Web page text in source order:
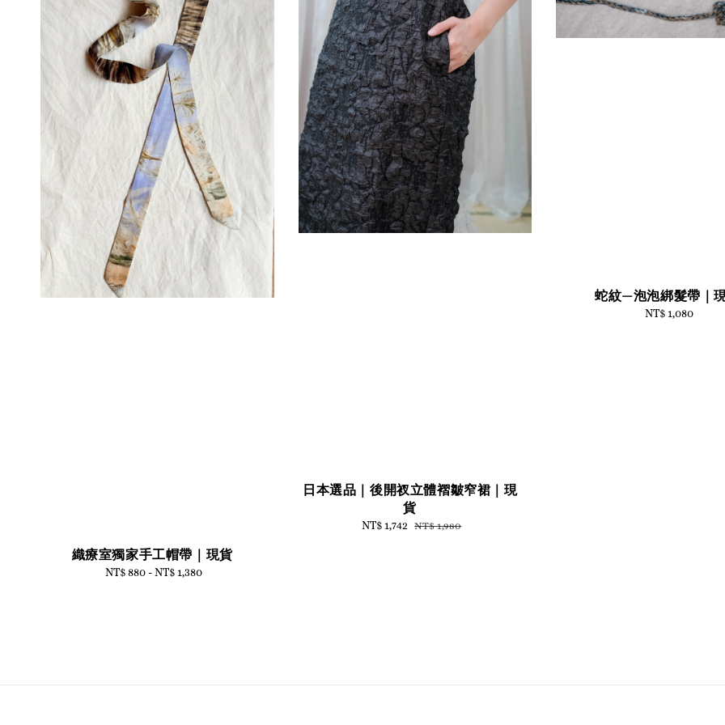
織療室獨家手工帽帶｜現貨
Regular
NT$ 880 -NT$ 1,380
日本選品｜後開衩立體褶皺窄裙｜現
貨
Sale
NT$ 1,742 Regular
NT$ 1,980
蛇紋—泡泡綁髮帶｜
Regular
NT$ 1,080